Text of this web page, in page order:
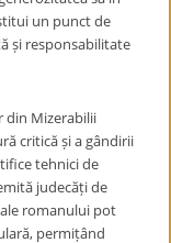
un punct de
și responsabilitate
din Mizerabilii
critică și a gândirii
tehnici de
judecăți de
romanului pot
permițând